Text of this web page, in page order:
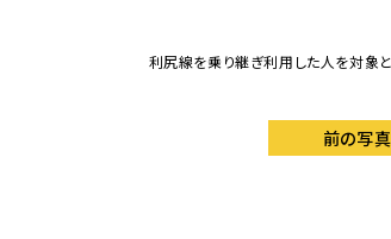
利尻線を乗り継ぎ利用した人を対象と
前の写真